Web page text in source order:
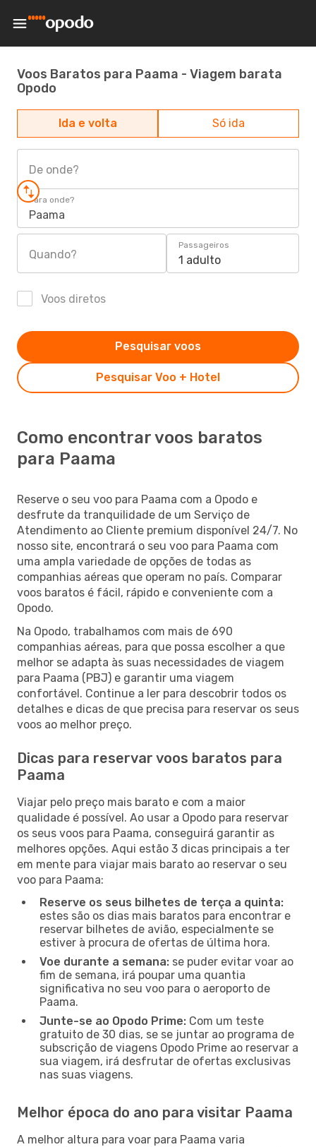
Voos Baratos para Paama - Viagem barata
Opodo
Ida e volta Só ida
De onde?
Para onde?
Paama
Quando?
Passageiros
1 adulto
Voos diretos
Pesquisar Voo + Hotel
Pesquisar voos
Como encontrar voos baratos
para Paama
Reserve o seu voo para Paama com a Opodo e
desfrute da tranquilidade de um Serviço de
Atendimento ao Cliente premium disponível 24/7. No
nosso site, encontrará o seu voo para Paama com
uma ampla variedade de opções de todas as
companhias aéreas que operam no país. Comparar
voos baratos é fácil, rápido e conveniente com a
Opodo.
Na Opodo, trabalhamos com mais de 690
companhias aéreas, para que possa escolher a que
melhor se adapta às suas necessidades de viagem
para Paama (PBJ) e garantir uma viagem
confortável. Continue a ler para descobrir todos os
detalhes e dicas de que precisa para reservar os seus
voos ao melhor preço.
Dicas para reservar voos baratos para
Paama
Viajar pelo preço mais barato e com a maior
qualidade é possível. Ao usar a Opodo para reservar
os seus voos para Paama, conseguirá garantir as
melhores opções. Aqui estão 3 dicas principais a ter
em mente para viajar mais barato ao reservar o seu
voo para Paama:
Reserve os seus bilhetes de terça a quinta:
estes são os dias mais baratos para encontrar e
reservar bilhetes de avião, especialmente se
estiver à procura de ofertas de última hora.
Voe durante a semana: se puder evitar voar ao
fim de semana, irá poupar uma quantia
significativa no seu voo para o aeroporto de
Paama.
Junte-se ao Opodo Prime: Com um teste
gratuito de 30 dias, se se juntar ao programa de
subscrição de viagens Opodo Prime ao reservar a
sua viagem, irá desfrutar de ofertas exclusivas
nas suas viagens.
Melhor época do ano para visitar Paama
A melhor altura para voar para Paama varia